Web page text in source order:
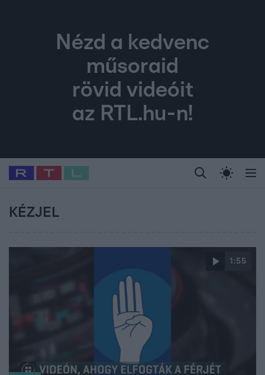
Nézd a kedvenc
műsoraid
rövid videóit
az RTL.hu-n!
Legfrissebb RTL Híradó Randi Celeb vagyok,
Babits Marcella Most Wanted Gallusz
KÉZJEL
1:55